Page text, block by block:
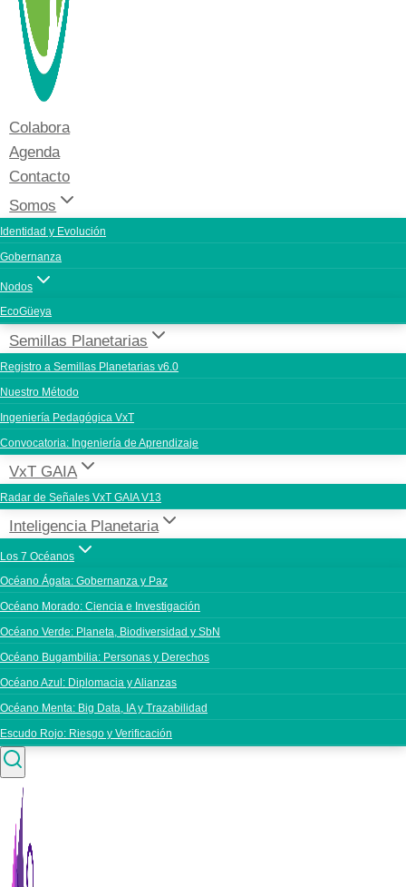
Colabora
Agenda
Contacto
Somos
Identidad y Evolución
Gobernanza
Nodos
EcoGüeya
Semillas Planetarias
Registro a Semillas Planetarias v6.0
Nuestro Método
Ingeniería Pedagógica VxT
Convocatoria: Ingeniería de Aprendizaje
VxT GAIA
Radar de Señales VxT GAIA V13
Inteligencia Planetaria
Los 7 Océanos
Océano Ágata: Gobernanza y Paz
Océano Morado: Ciencia e Investigación
Océano Verde: Planeta, Biodiversidad y SbN
Océano Bugambilia: Personas y Derechos
Océano Azul: Diplomacia y Alianzas
Océano Menta: Big Data, IA y Trazabilidad
Escudo Rojo: Riesgo y Verificación